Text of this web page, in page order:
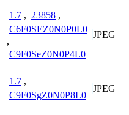
1.7 , 23858 ,
C6F0SEZ0N0P0L0
,
C9F0SeZ0N0P4L0
JPEG
1.7 ,
C9F0SgZ0N0P8L0
JPEG